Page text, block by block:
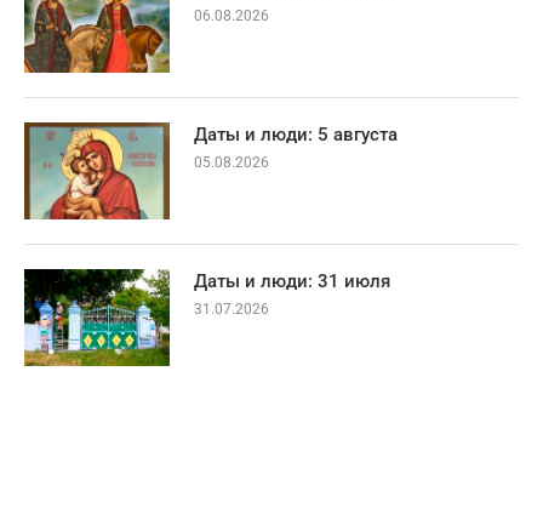
06.08.2026
Даты и люди: 5 августа
05.08.2026
Даты и люди: 31 июля
31.07.2026